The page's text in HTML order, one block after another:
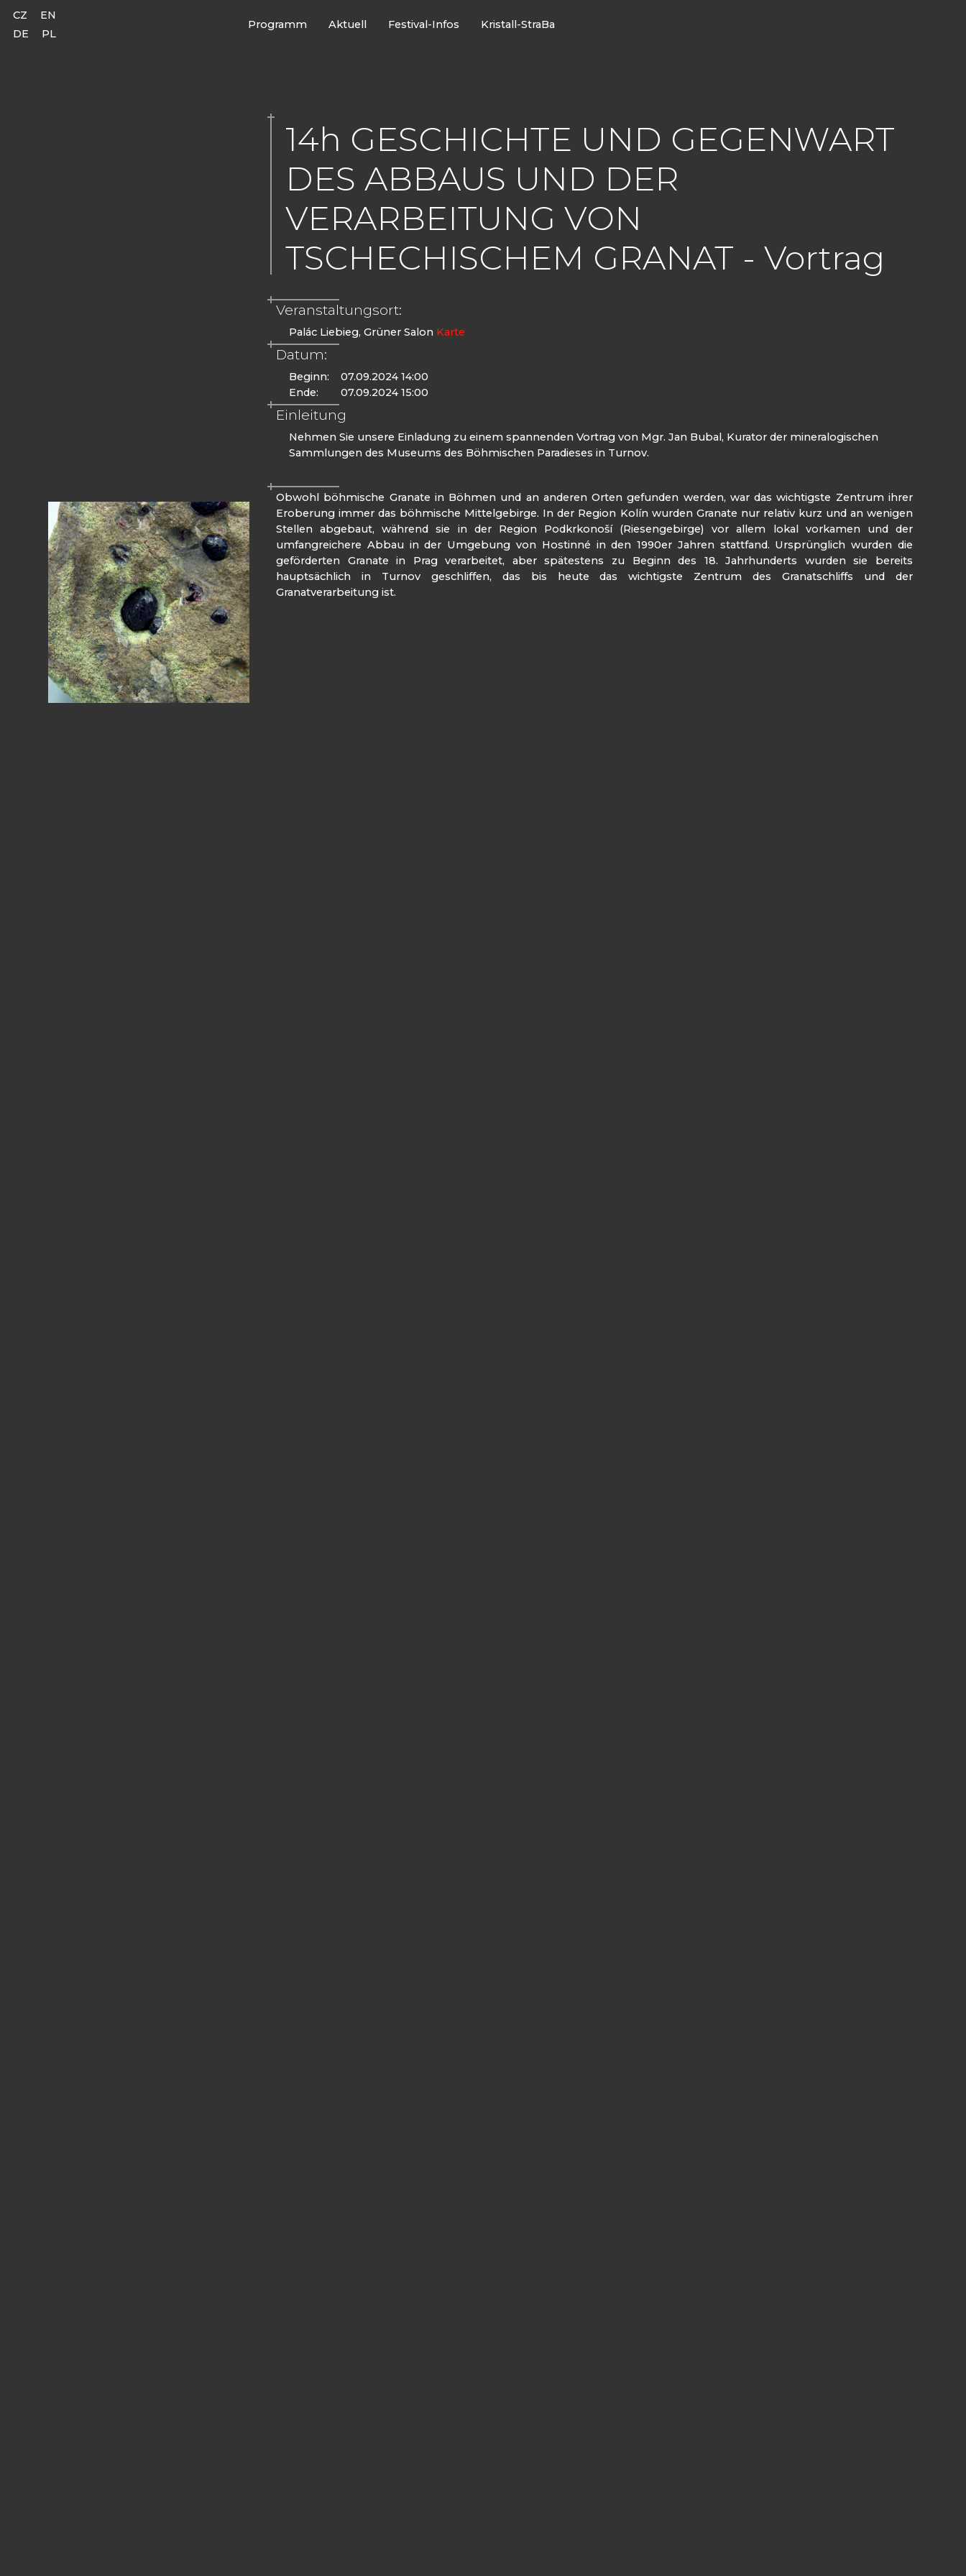
CZ
EN
DE
PL
Programm Aktuell Festival-Infos Kristall-StraBa
14h GESCHICHTE UND GEGENWART
DES ABBAUS UND DER
VERARBEITUNG VON
TSCHECHISCHEM GRANAT - Vortrag
Veranstaltungsort:
Palác Liebieg, Grüner Salon Karte
Datum:
Beginn:
Ende:
07.09.2024 14:00
07.09.2024 15:00
Einleitung
Nehmen Sie unsere Einladung zu einem spannenden Vortrag von Mgr. Jan Bubal, Kurator der mineralogischen
Sammlungen des Museums des Böhmischen Paradieses in Turnov.
Obwohl böhmische Granate in Böhmen und an anderen Orten gefunden werden, war das wichtigste Zentrum ihrer
Eroberung immer das böhmische Mittelgebirge. In der Region Kolín wurden Granate nur relativ kurz und an wenigen
Stellen abgebaut, während sie in der Region Podkrkonoší (Riesengebirge) vor allem lokal vorkamen und der
umfangreichere Abbau in der Umgebung von Hostinné in den 1990er Jahren stattfand. Ursprünglich wurden die
geförderten Granate in Prag verarbeitet, aber spätestens zu Beginn des 18. Jahrhunderts wurden sie bereits
hauptsächlich in Turnov geschliffen, das bis heute das wichtigste Zentrum des Granatschliffs und der
Granatverarbeitung ist.